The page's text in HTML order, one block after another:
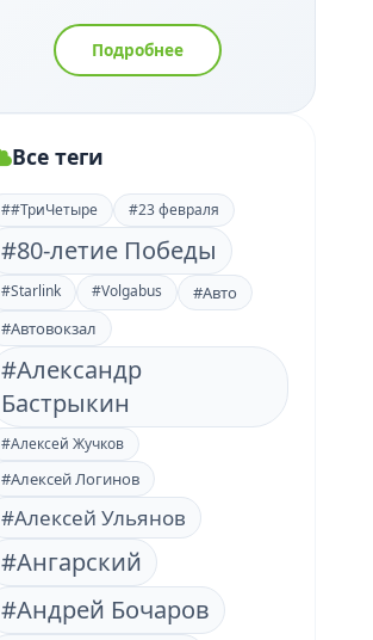
Подробнее
Все теги
##ТриЧетыре #23 февраля
#80-летие Победы
#Starlink #Volgabus
#Авто
#Автовокзал
#Александр
Бастрыкин
#Алексей Жучков
#Алексей Логинов
#Алексей Ульянов
#Ангарский
#Андрей Бочаров